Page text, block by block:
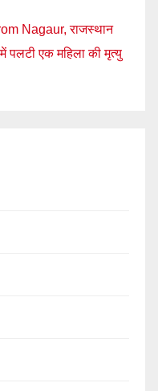
Nagaur, राजस्थान
में पलटी एक महिला की मृत्यु